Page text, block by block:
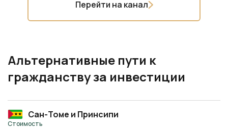
Альтернативные пути к
Сан-Томе и Принсипи
Стоимость
от 2 месяцев
Преимущества